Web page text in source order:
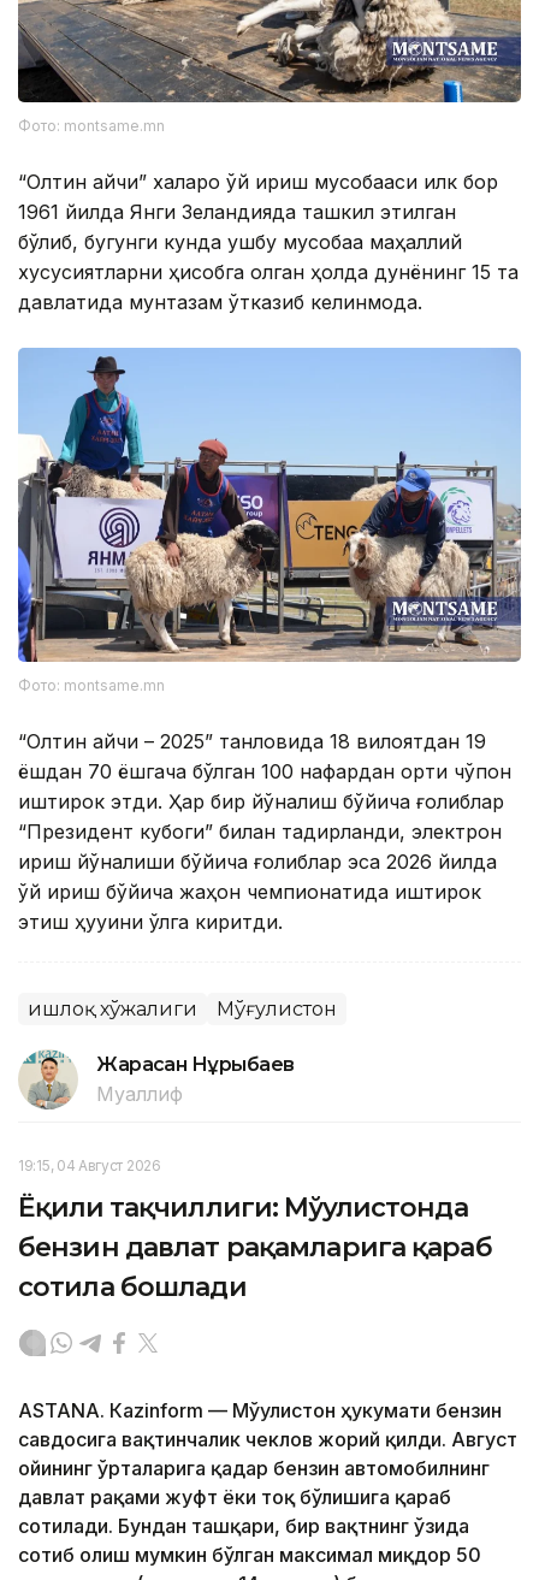
Фото: montsame.mn
“Олтин қайчи” халқаро қўй қирқиш мусобақаси илк бор
1961 йилда Янги Зеландияда ташкил этилган
бўлиб, бугунги кунда ушбу мусобақа маҳаллий
хусусиятларни ҳисобга олган ҳолда дунёнинг 15 та
давлатида мунтазам ўтказиб келинмоқда.
Фото: montsame.mn
“Олтин қайчи – 2025” танловида 18 вилоятдан 19
ёшдан 70 ёшгача бўлган 100 нафардан ортиқ чўпон
иштирок этди. Ҳар бир йўналиш бўйича ғолиблар
“Президент кубоги” билан тақдирланди, электрон
қирқиш йўналиши бўйича ғолиблар эса 2026 йилда
қўй қирқиш бўйича жаҳон чемпионатида иштирок
этиш ҳуқуқини қўлга киритди.
Қишлоқ хўжалиги Мўғулистон
Жарасқан Нұрыбаев
Муаллиф
19:15, 04 Август 2026
Ёқилғи тақчиллиги: Мўғулистонда
бензин давлат рақамларига қараб
сотила бошлади
ASTANА. Кazinform — Мўғулистон ҳукумати бензин
савдосига вақтинчалик чеклов жорий қилди. Август
ойининг ўрталарига қадар бензин автомобилнинг
давлат рақами жуфт ёки тоқ бўлишига қараб
сотилади. Бундан ташқари, бир вақтнинг ўзида
сотиб олиш мумкин бўлган максимал миқдор 50